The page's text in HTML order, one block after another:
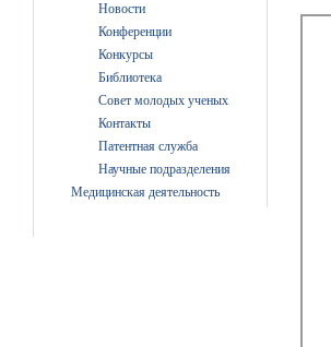
Новости
Конференции
Конкурсы
Библиотека
Совет молодых ученых
Контакты
Патентная служба
Научные подразделения
Медицинская деятельность